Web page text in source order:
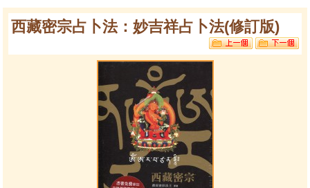
西藏密宗占卜法：妙吉祥占卜法(修訂版)